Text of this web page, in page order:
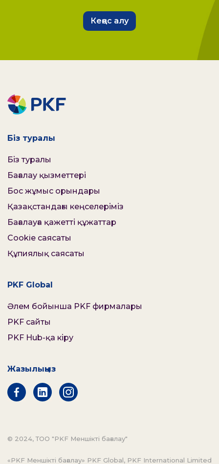
Кеңес алу
Біз туралы
Біз туралы
Бағалау қызметтері
Бос жұмыс орындары
Қазақстандағы кеңселеріміз
Бағалауға қажетті құжаттар
Cookie саясаты
Құпиялық саясаты
PKF Global
Әлем бойынша PKF фирмалары
PKF сайты
PKF Hub-қа кіру
Жазылыңыз
© 2024, ТОО "PKF Меншікті бағалау"
«PKF Меншікті бағалау» PKF Global, PKF International Limited